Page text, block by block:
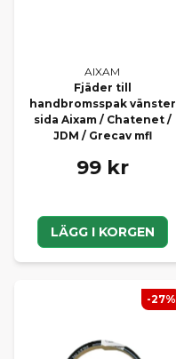
AIXAM
Fjäder till
handbromsspak vänster
sida Aixam / Chatenet /
JDM / Grecav mfl
99 kr
LÄGG I KORGEN
-27%